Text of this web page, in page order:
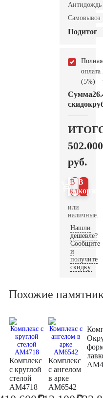
Антидождь
Самовывоз
Подитог
Полная
оплата
(5%)
Сумма
скидок
502.000
руб.
В
В 1
клик
или
наличные.
Нашли
дешевле?
Сообщите
и
получите
скидку.
Похожие
Комплекс
с круглой
стелой
AM4718
Комплекс
с ангелом
в арке
AM6542